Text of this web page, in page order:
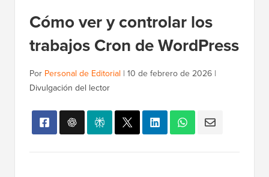
Cómo ver y controlar los
trabajos Cron de WordPress
Por Personal de Editorial | 10 de febrero de 2026 |
Divulgación del lector